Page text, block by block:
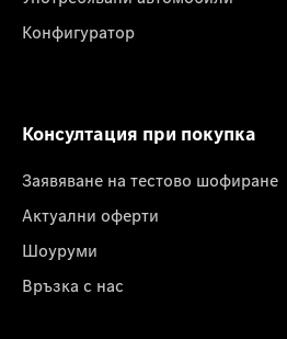
Конфигуратор
Консултация при покупка
Заявяване на тестово шофиране
Актуални оферти
Шоуруми
Връзка с нас